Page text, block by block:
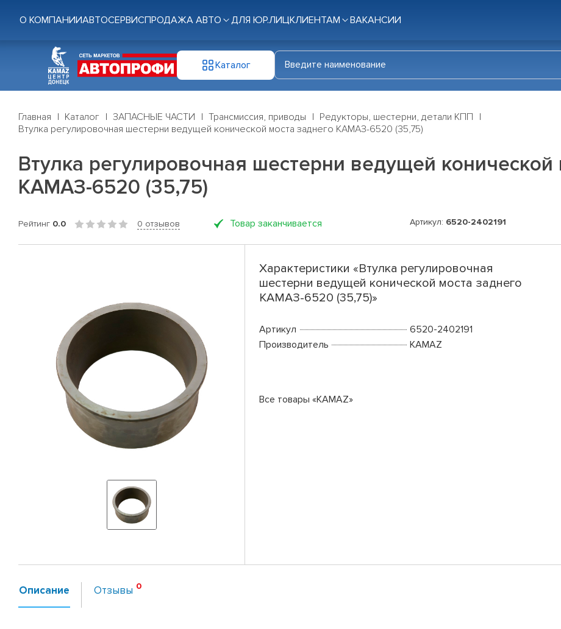
О КОМПАНИИАВТОСЕРВИСПРОДАЖА АВТО ДЛЯ ЮР.ЛИЦКЛИЕНТАМ ВАКАНСИИ
Каталог
Главная Каталог ЗАПАСНЫЕ ЧАСТИ Трансмиссия, приводы
Редукторы, шестерни, детали КПП
Втулка регулировочная шестерни ведущей конической моста заднего КАМАЗ-6520 (35,75)
Втулка регулировочная шестерни ведущей конической
КАМАЗ-6520 (35,75)
Рейтинг 0.0 0 отзывов Товар заканчивается Артикул: 6520-2402191
Характеристики «Втулка регулировочная
шестерни ведущей конической моста заднего
КАМАЗ-6520 (35,75)»
Артикул
6520-2402191
Производитель
KAMAZ
Все товары «KAMAZ»
Описание Отзывы